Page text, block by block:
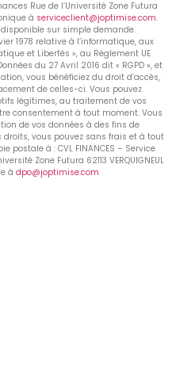
Rue de l’Université Zone Futura
à serviceclient@joptimise.com.
sur simple demande.
1978 relative à l’informatique, aux
et Libertés », au Règlement UE
du 27 Avril 2016 dit « RGPD », et
vous bénéficiez du droit d’accès,
de celles-ci. Vous pouvez
légitimes, au traitement de vos
consentement à tout moment. Vous
de vos données à des fins de
droits, vous pouvez sans frais et à tout
à : CVL FINANCES – Service
Zone Futura 62113 VERQUIGNEUL
à dpo@joptimise.com